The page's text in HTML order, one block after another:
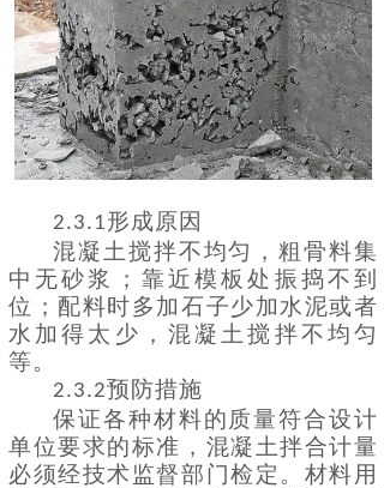
2.3.1形成原因
混凝土搅拌不均匀，粗骨料集
中无砂浆；靠近模板处振捣不到
位；配料时多加石子少加水泥或者
水加得太少，混凝土搅拌不均匀
等。
2.3.2预防措施
保证各种材料的质量符合设计
单位要求的标准，混凝土拌合计量
必须经技术监督部门检定。材料用